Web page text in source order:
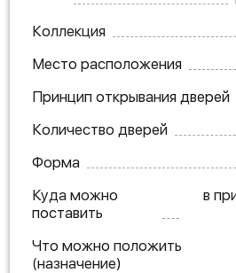
Коллекция
Место расположения
Принцип открывания дверей
Количество дверей
Форма
Куда можно
поставить
в
Что можно положить
(назначение)